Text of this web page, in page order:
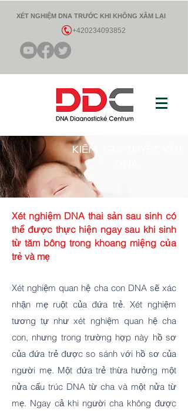
XÉT NGHIỆM DNA TRƯỚC KHI KHÔNG XÂM LẠI
+420234093852
KIỂM TRA TUYỆT VỜI
Xét nghiệm DNA thai sản sau sinh có
thể được thực hiện ngay sau khi sinh
từ tăm bông trong khoang miệng của
trẻ và mẹ
Xét nghiệm quan hệ cha con DNA sẽ xác
nhận mẹ ruột của đứa trẻ. Xét nghiệm
tương tự như xét nghiệm quan hệ cha
con, nhưng trong trường hợp này hồ sơ
của đứa trẻ được so sánh với hồ sơ của
người mẹ. Một đứa trẻ thừa hưởng một
nửa cấu trúc DNA từ cha và một nửa từ
mẹ. Ngay cả khi người cha không được